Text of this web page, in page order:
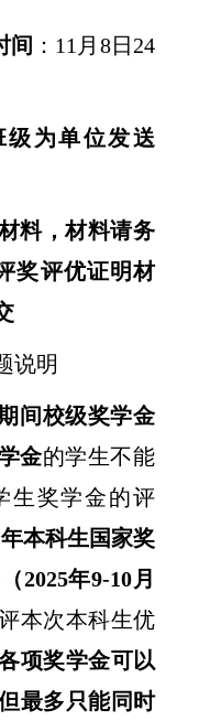
间 ： 11 月 8日 24
级为单位发送
料，材料请务
奖评优证明材
说明
间校级奖学金
金的学生不能
生奖学金的评
本科生国家奖
2025年9-10 月
本次本科生优
项奖学金可以
最多只能同时